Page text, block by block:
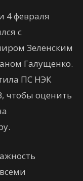
4 февраля
с
Зеленским
Галущенко.
ПС НЭК
чтобы оценить